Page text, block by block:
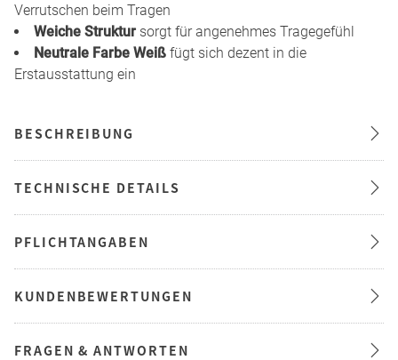
Verrutschen beim Tragen
Weiche Struktur sorgt für angenehmes Tragegefühl
Neutrale Farbe Weiß fügt sich dezent in die
Erstausstattung ein
BESCHREIBUNG
TECHNISCHE DETAILS
PFLICHTANGABEN
KUNDENBEWERTUNGEN
FRAGEN & ANTWORTEN